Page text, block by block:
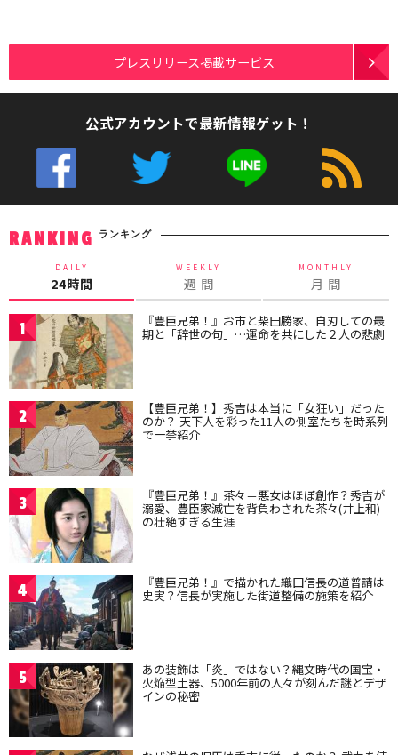
プレスリリース掲載サービス
公式アカウントで最新情報ゲット！
RANKING ランキング
DAILY
24時間
WEEKLY
週 間
MONTHLY
月 間
1 『豊臣兄弟！』お市と柴田勝家、自刃しての最
期と「辞世の句」…運命を共にした２人の悲劇
2 【豊臣兄弟！】秀吉は本当に「女狂い」だった
のか？ 天下人を彩った11人の側室たちを時系列
で一挙紹介
3 『豊臣兄弟！』茶々＝悪女はほぼ創作？秀吉が
溺愛、豊臣家滅亡を背負わされた茶々(井上和)
の壮絶すぎる生涯
4 『豊臣兄弟！』で描かれた織田信長の道普請は
史実？信長が実施した街道整備の施策を紹介
5 あの装飾は「炎」ではない？縄文時代の国宝・
火焔型土器、5000年前の人々が刻んだ謎とデザ
インの秘密